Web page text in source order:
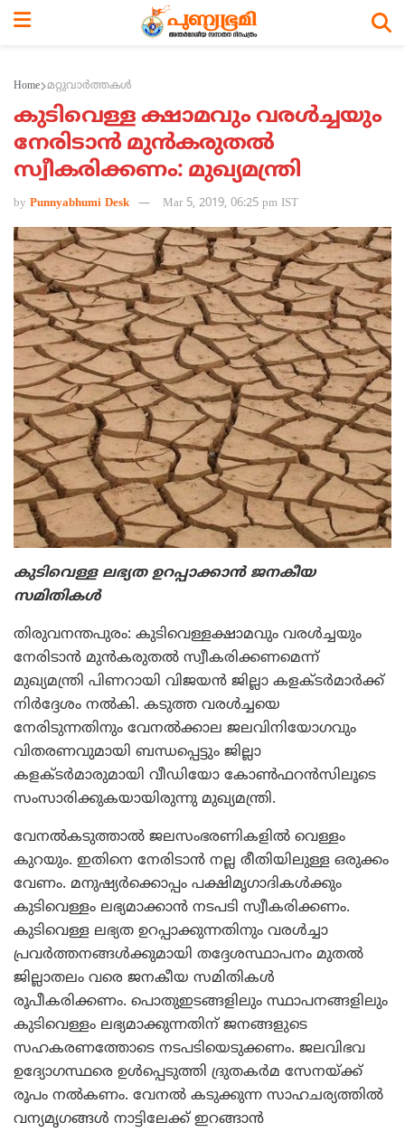
Home മറ്റുവാര്‍ത്തകള്‍
കുടിവെള്ള ക്ഷാമവും വരള്‍ച്ചയും
നേരിടാന്‍ മുന്‍കരുതല്‍
സ്വീകരിക്കണം: മുഖ്യമന്ത്രി
by Punnyabhumi Desk Mar 5, 2019, 06:25 pm IST
കുടിവെള്ള ലഭ്യത ഉറപ്പാക്കാന്‍ ജനകീയ
സമിതികള്‍
തിരുവനന്തപുരം: കുടിവെള്ളക്ഷാമവും വരള്‍ച്ചയും
നേരിടാന്‍ മുന്‍കരുതല്‍ സ്വീകരിക്കണമെന്ന്
മുഖ്യമന്ത്രി പിണറായി വിജയന്‍ ജില്ലാ കളക്ടര്‍മാര്‍ക്ക്
നിര്‍ദ്ദേശം നല്‍കി. കടുത്ത വരള്‍ച്ചയെ
നേരിടുന്നതിനും വേനല്‍ക്കാല ജലവിനിയോഗവും
വിതരണവുമായി ബന്ധപ്പെട്ടും ജില്ലാ
കളക്ടര്‍മാരുമായി വീഡിയോ കോണ്‍ഫറന്‍സിലൂടെ
സംസാരിക്കുകയായിരുന്നു മുഖ്യമന്ത്രി.
വേനല്‍കടുത്താല്‍ ജലസംഭരണികളില്‍ വെള്ളം
കുറയും. ഇതിനെ നേരിടാന്‍ നല്ല രീതിയിലുള്ള ഒരുക്കം
വേണം. മനുഷ്യര്‍ക്കൊപ്പം പക്ഷിമൃഗാദികള്‍ക്കും
കുടിവെള്ളം ലഭ്യമാക്കാന്‍ നടപടി സ്വീകരിക്കണം.
കുടിവെള്ള ലഭ്യത ഉറപ്പാക്കുന്നതിനും വരള്‍ച്ചാ
പ്രവര്‍ത്തനങ്ങള്‍ക്കുമായി തദ്ദേശസ്ഥാപനം മുതല്‍
ജില്ലാതലം വരെ ജനകീയ സമിതികള്‍
രൂപീകരിക്കണം. പൊതുഇടങ്ങളിലും സ്ഥാപനങ്ങളിലും
കുടിവെള്ളം ലഭ്യമാക്കുന്നതിന് ജനങ്ങളുടെ
സഹകരണത്തോടെ നടപടിയെടുക്കണം. ജലവിഭവ
ഉദ്യോഗസ്ഥരെ ഉള്‍പ്പെടുത്തി ദ്രുതകര്‍മ സേനയ്ക്ക്
രൂപം നല്‍കണം. വേനല്‍ കടുക്കുന്ന സാഹചര്യത്തില്‍
വന്യമൃഗങ്ങള്‍ നാട്ടിലേക്ക് ഇറങ്ങാന്‍